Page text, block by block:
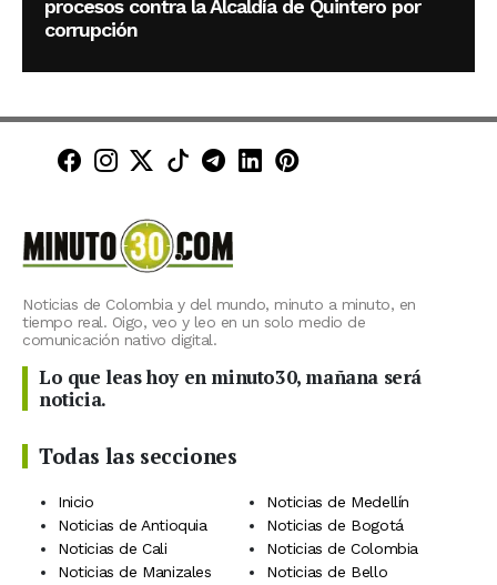
procesos contra la Alcaldía de Quintero por
corrupción
Minuto30 en Facebook
Minuto30 en Instagram
Minuto30 en X (Twitter)
Minuto30 en TikTok
Canal de Minuto30 en
Minuto30 en LinkedIn
Minuto30 en
Noticias de Colombia y del mundo, minuto a minuto, en
tiempo real. Oigo, veo y leo en un solo medio de
comunicación nativo digital.
Lo que leas hoy en minuto30, mañana será
noticia.
Todas las secciones
Inicio
Noticias de Medellín
Noticias de Antioquia
Noticias de Bogotá
Noticias de Cali
Noticias de Colombia
Noticias de Manizales
Noticias de Bello